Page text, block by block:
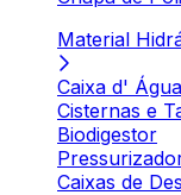
Material
Caixa d' Água
Cisternas e
Biodigestor
Caixas de